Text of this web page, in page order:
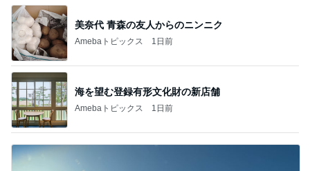
美奈代 青森の友人からのニンニク
Amebaトピックス 1日前
海を望む登録有形文化財の新店舗
Amebaトピックス 1日前